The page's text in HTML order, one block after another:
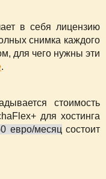
в себя лицензию
снимка каждого
для чего нужны эти
.
стоимость
для хостинга
евро/месяц состоит